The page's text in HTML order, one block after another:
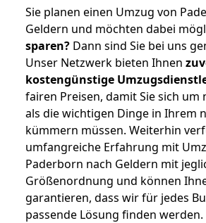
Sie planen einen Umzug von
Geldern und möchten dabei
sparen? Dann sind Sie bei uns
Unser Netzwerk bieten Ihnen
kostengünstige
fairen Preisen, damit Sie sich um
als die wichtigen Dinge in Ihrem
kümmern müssen. Weiterhin
umfangreiche Erfahrung mit
Paderborn nach Geldern mit
Größenordnung und können
garantieren, dass wir für jedes
passende Lösung finden werden.